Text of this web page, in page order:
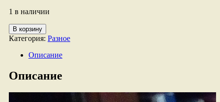
1 в наличии
Количество
товара
"хоккей"
В корзину
Категория: Разное
Описание
Описание